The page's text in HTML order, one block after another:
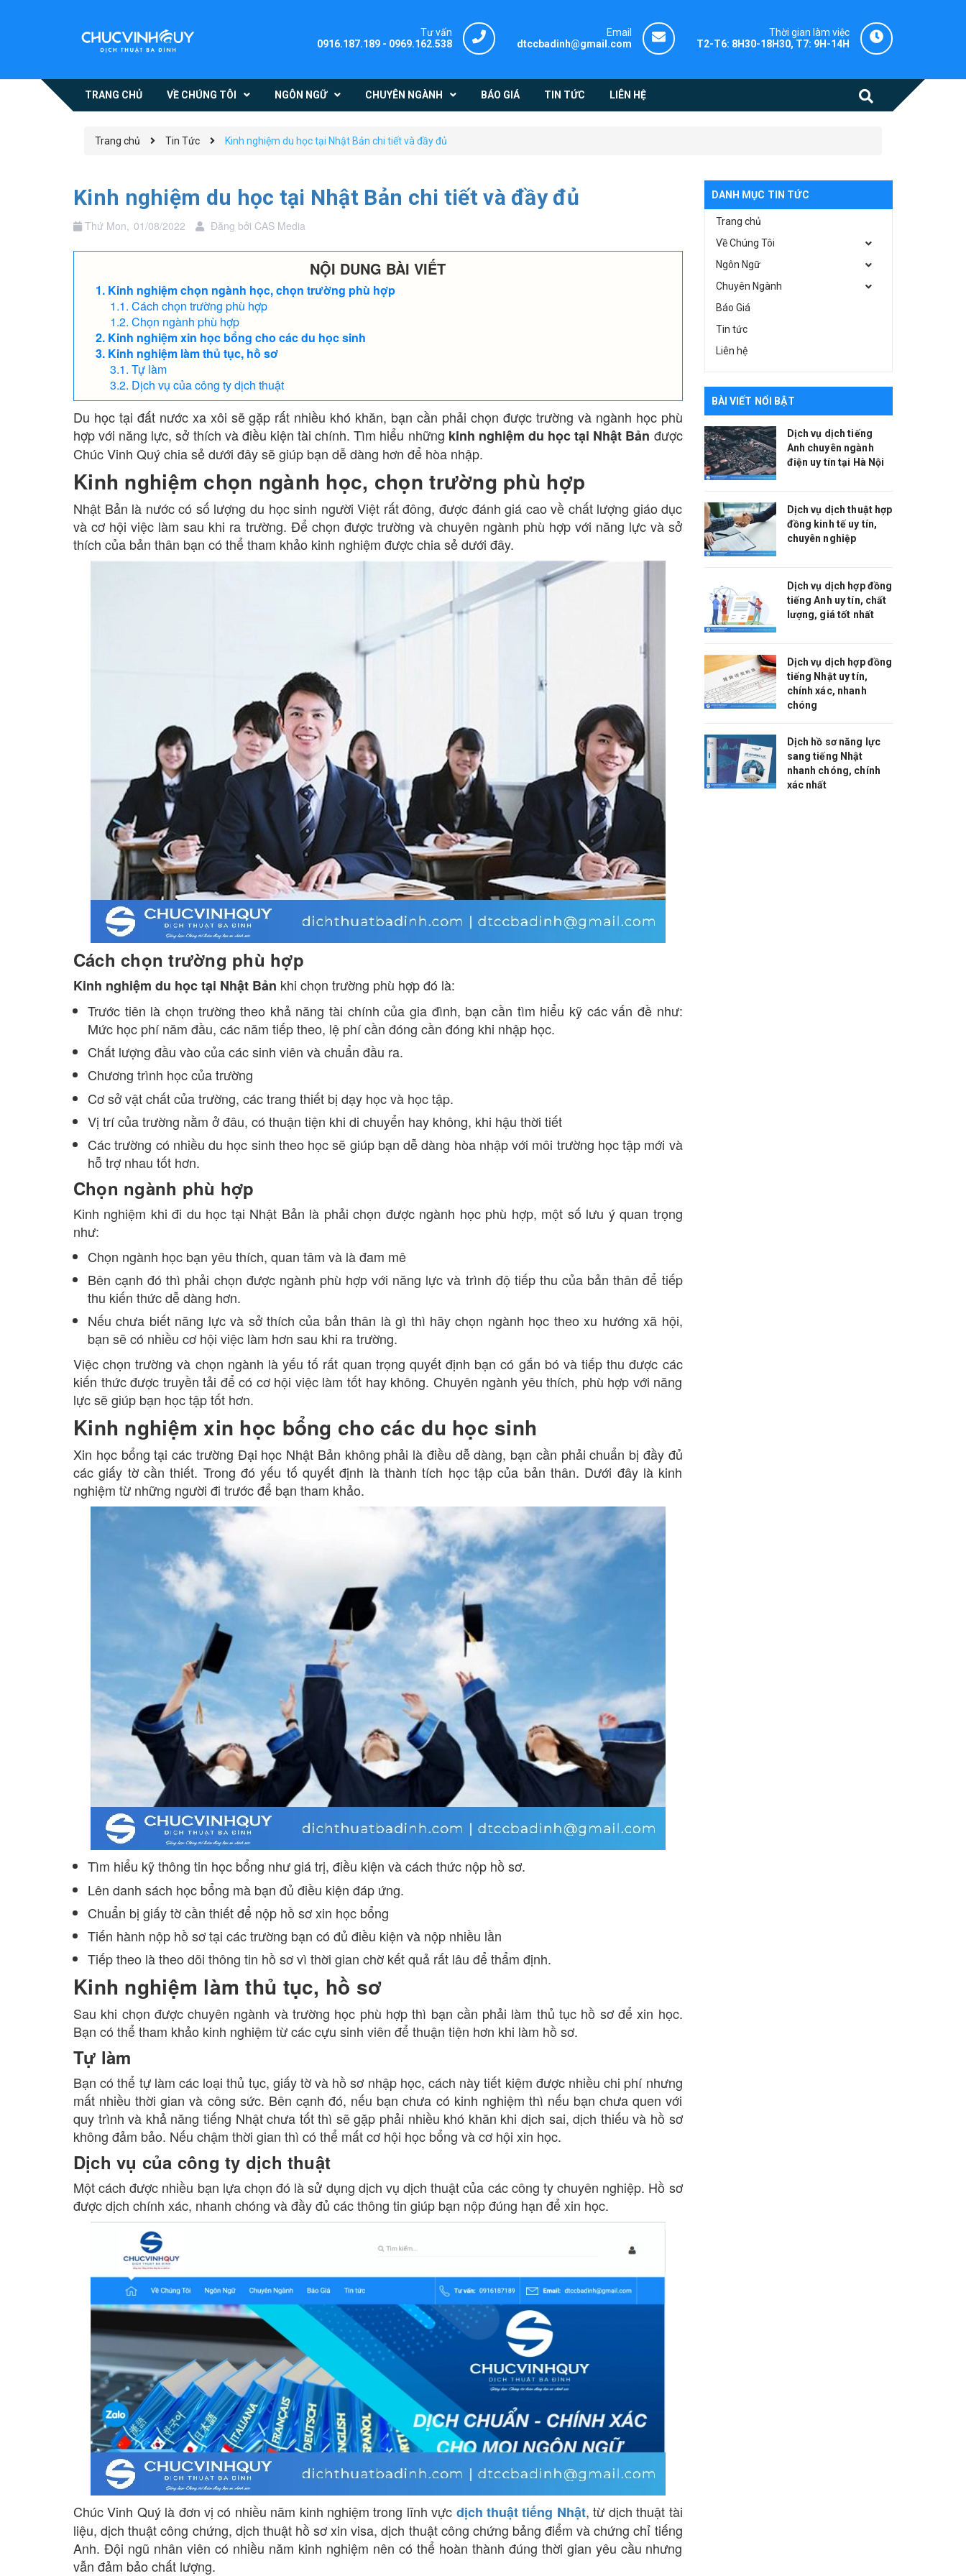
Thời gian làm việc
T2-T6: 8H30-18H30, T7: 9H-14H
Email
dtccbadinh@gmail.com
Tư vấn
0916.187.189 - 0969.162.538
TRANG CHỦ VỀ CHÚNG TÔI NGÔN NGỮ CHUYÊN NGÀNH BÁO GIÁ TIN TỨC LIÊN HỆ
Trang chủ Tin Tức Kinh nghiệm du học tại Nhật Bản chi tiết và đầy đủ
Kinh nghiệm du học tại Nhật Bản chi tiết và đầy đủ
Thứ Mon, 01/08/2022 Đăng bởi CAS Media
NỘI DUNG BÀI VIẾT
Kinh nghiệm chọn ngành học, chọn trường phù hợp
Cách chọn trường phù hợp
Chọn ngành phù hợp
Kinh nghiệm xin học bổng cho các du học sinh
Kinh nghiệm làm thủ tục, hồ sơ
Tự làm
Dịch vụ của công ty dịch thuật
Du học tại đất nước xa xôi sẽ gặp rất nhiều khó khăn, bạn cần phải chọn được trường và ngành học phù
hợp với năng lực, sở thích và điều kiện tài chính. Tìm hiểu những kinh nghiệm du học tại Nhật Bản được
Chúc Vinh Quý chia sẻ dưới đây sẽ giúp bạn dễ dàng hơn để hòa nhập.
Kinh nghiệm chọn ngành học, chọn trường phù hợp
Nhật Bản là nước có số lượng du học sinh người Việt rất đông, được đánh giá cao về chất lượng giáo dục
và cơ hội việc làm sau khi ra trường. Để chọn được trường và chuyên ngành phù hợp với năng lực và sở
thích của bản thân bạn có thể tham khảo kinh nghiệm được chia sẻ dưới đây.
Cách chọn trường phù hợp
Kinh nghiệm du học tại Nhật Bản khi chọn trường phù hợp đó là:
Trước tiên là chọn trường theo khả năng tài chính của gia đình, bạn cần tìm hiểu kỹ các vấn đề như:
Mức học phí năm đầu, các năm tiếp theo, lệ phí cần đóng cần đóng khi nhập học.
Chất lượng đầu vào của các sinh viên và chuẩn đầu ra.
Chương trình học của trường
Cơ sở vật chất của trường, các trang thiết bị dạy học và học tập.
Vị trí của trường nằm ở đâu, có thuận tiện khi di chuyển hay không, khi hậu thời tiết
Các trường có nhiều du học sinh theo học sẽ giúp bạn dễ dàng hòa nhập với môi trường học tập mới và
hỗ trợ nhau tốt hơn.
Chọn ngành phù hợp
Kinh nghiệm khi đi du học tại Nhật Bản là phải chọn được ngành học phù hợp, một số lưu ý quan trọng
như:
Chọn ngành học bạn yêu thích, quan tâm và là đam mê
Bên cạnh đó thì phải chọn được ngành phù hợp với năng lực và trình độ tiếp thu của bản thân để tiếp
thu kiến thức dễ dàng hơn.
Nếu chưa biết năng lực và sở thích của bản thân là gì thì hãy chọn ngành học theo xu hướng xã hội,
bạn sẽ có nhiều cơ hội việc làm hơn sau khi ra trường.
Việc chọn trường và chọn ngành là yếu tố rất quan trọng quyết định bạn có gắn bó và tiếp thu được các
kiến thức được truyền tải để có cơ hội việc làm tốt hay không. Chuyên ngành yêu thích, phù hợp với năng
lực sẽ giúp bạn học tập tốt hơn.
Kinh nghiệm xin học bổng cho các du học sinh
Xin học bổng tại các trường Đại học Nhật Bản không phải là điều dễ dàng, bạn cần phải chuẩn bị đầy đủ
các giấy tờ cần thiết. Trong đó yếu tố quyết định là thành tích học tập của bản thân. Dưới đây là kinh
nghiệm từ những người đi trước để bạn tham khảo.
Tìm hiểu kỹ thông tin học bổng như giá trị, điều kiện và cách thức nộp hồ sơ.
Lên danh sách học bổng mà bạn đủ điều kiện đáp ứng.
Chuẩn bị giấy tờ cần thiết để nộp hồ sơ xin học bổng
Tiến hành nộp hồ sơ tại các trường bạn có đủ điều kiện và nộp nhiều lần
Tiếp theo là theo dõi thông tin hồ sơ vì thời gian chờ kết quả rất lâu để thẩm định.
Kinh nghiệm làm thủ tục, hồ sơ
Sau khi chọn được chuyên ngành và trường học phù hợp thì bạn cần phải làm thủ tục hồ sơ để xin học.
Bạn có thể tham khảo kinh nghiệm từ các cựu sinh viên để thuận tiện hơn khi làm hồ sơ.
Tự làm
Bạn có thể tự làm các loại thủ tục, giấy tờ và hồ sơ nhập học, cách này tiết kiệm được nhiều chi phí nhưng
mất nhiều thời gian và công sức. Bên cạnh đó, nếu bạn chưa có kinh nghiệm thì nếu bạn chưa quen với
quy trình và khả năng tiếng Nhật chưa tốt thì sẽ gặp phải nhiều khó khăn khi dịch sai, dịch thiếu và hồ sơ
không đảm bảo. Nếu chậm thời gian thì có thể mất cơ hội học bổng và cơ hội xin học.
Dịch vụ của công ty dịch thuật
Một cách được nhiều bạn lựa chọn đó là sử dụng dịch vụ dịch thuật của các công ty chuyên nghiệp. Hồ sơ
được dịch chính xác, nhanh chóng và đầy đủ các thông tin giúp bạn nộp đúng hạn để xin học.
Chúc Vinh Quý là đơn vị có nhiều năm kinh nghiệm trong lĩnh vực dịch thuật tiếng Nhật, từ dịch thuật tài
liệu, dịch thuật công chứng, dịch thuật hồ sơ xin visa, dịch thuật công chứng bảng điểm và chứng chỉ tiếng
Anh. Đội ngũ nhân viên có nhiều năm kinh nghiệm nên có thể hoàn thành đúng thời gian yêu cầu nhưng
vẫn đảm bảo chất lượng.
DANH MỤC TIN TỨC
Trang chủ
Về Chúng Tôi
Ngôn Ngữ
Chuyên Ngành
Báo Giá
Tin tức
Liên hệ
BÀI VIẾT NỔI BẬT
Dịch vụ dịch tiếng
Anh chuyên ngành
điện uy tín tại Hà Nội
Dịch vụ dịch thuật hợp
đồng kinh tế uy tín,
chuyên nghiệp
Dịch vụ dịch hợp đồng
tiếng Anh uy tín, chất
lượng, giá tốt nhất
Dịch vụ dịch hợp đồng
tiếng Nhật uy tín,
chính xác, nhanh
chóng
Dịch hồ sơ năng lực
sang tiếng Nhật
nhanh chóng, chính
xác nhất